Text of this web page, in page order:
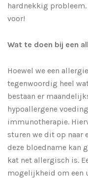
hardnekkig
voor!
Wat te doen bij een
Hoewel we een
tegenwoordig heel
bestaan er
hypoallergene
immunotherapie.
sturen we dit op naar
deze bloedname kan
kat net allergisch is.
mogelijkheid om een